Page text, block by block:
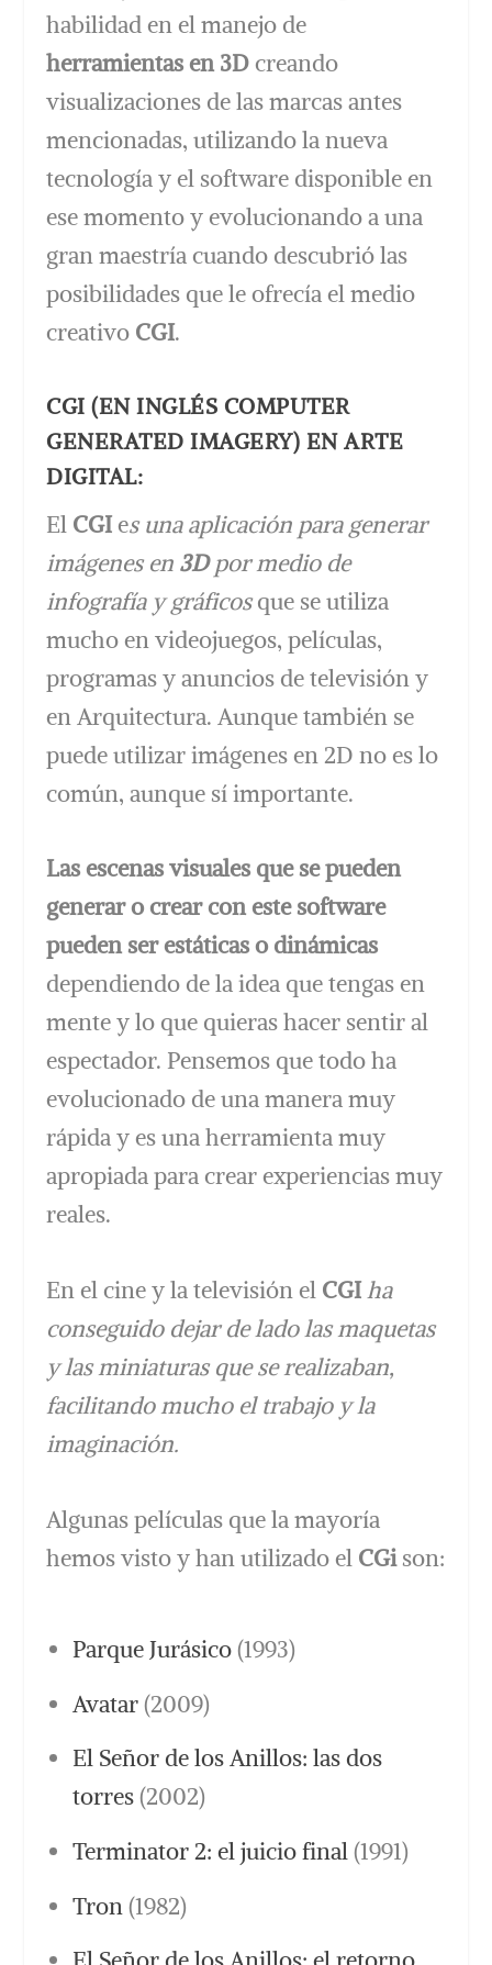
habilidad en el manejo de
herramientas en 3Dcreando
visualizaciones de las marcas antes
mencionadas, utilizando la nueva
tecnología y el software disponible en
ese momento y evolucionando a una
gran maestría cuando descubrió las
posibilidades que le ofrecía el medio
creativo CGI.
CGI (EN INGLÉS COMPUTER
GENERATED IMAGERY) EN ARTE
DIGITAL:
El CGIes una aplicación para generar
imágenes en 3Dpor medio de
infografía y gráficosque se utiliza
mucho en videojuegos, películas,
programas y anuncios de televisión y
en Arquitectura. Aunque también se
puede utilizar imágenes en 2D no es lo
común, aunque sí importante.
Las escenas visuales que se pueden
generar o crear con este software
pueden ser estáticas o dinámicas
dependiendo de la idea que tengas en
mente y lo que quieras hacer sentir al
espectador. Pensemos que todo ha
evolucionado de una manera muy
rápida y es una herramienta muy
apropiada para crear experiencias muy
reales.
En el cine y la televisión el CGIha
conseguido dejar de lado las maquetas
y las miniaturas que se realizaban,
facilitando mucho el trabajo y la
imaginación.
Algunas películas que la mayoría
hemos visto y han utilizado el CGison:
Parque Jurásico(1993)
Avatar(2009)
El Señor de los Anillos: las dos
torres(2002)
Terminator 2: el juicio final(1991)
Tron(1982)